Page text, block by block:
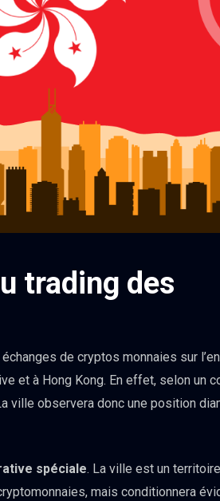
trading des
de cryptos monnaies sur
et à Hong Kong. En effet, selon un
ville observera donc une position
spéciale. La ville est un
mais conditionnera